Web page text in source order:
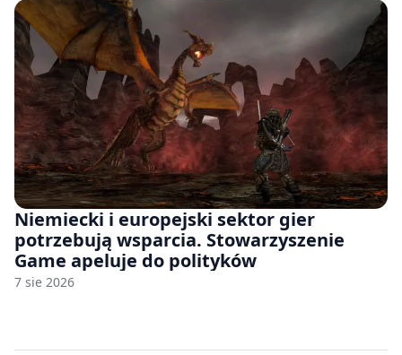
Niemiecki i europejski sektor gier
potrzebują wsparcia. Stowarzyszenie
Game apeluje do polityków
7 sie 2026